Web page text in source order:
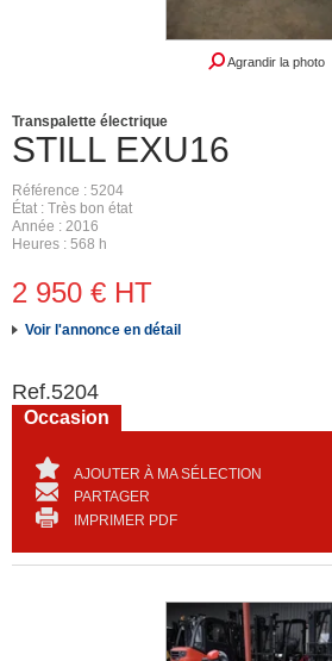
Agrandir la photo
STILL EXU16
Transpalette électrique
Référence
5204
État
Très bon état
Année
2016
Heures
568 h
2 950 € HT
Voir l'annonce en détail
Ref.5204
Occasion
AJOUTER À MA SÉLECTION
PARTAGER
IMPRIMER PDF
Révisé repeint
garantie